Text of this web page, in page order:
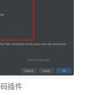
插件